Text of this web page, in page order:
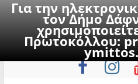
Για την
τον Δήμο
Πρωτοκόλλου:
to
Σάββατο, 8